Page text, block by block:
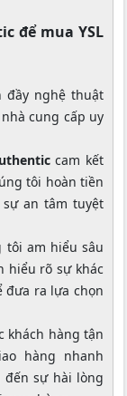
để mua YSL
đầy nghệ thuật
cung cấp uy
cam kết
tôi hoàn tiền
an tâm tuyệt
tôi am hiểu sâu
hiểu rõ sự khác
đưa ra lựa chọn
khách hàng tận
hàng nhanh
đến sự hài lòng